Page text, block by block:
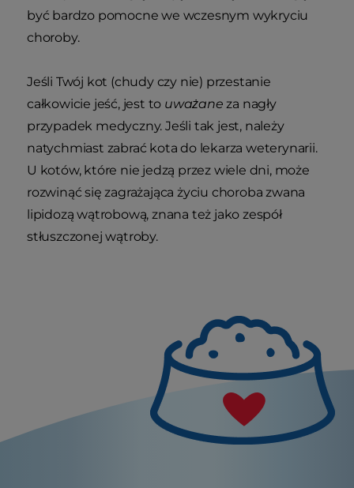
być bardzo pomocne we wczesnym wykryciu
choroby.
Jeśli Twój kot (chudy czy nie) przestanie
całkowicie jeść, jest to uważane za nagły
przypadek medyczny. Jeśli tak jest, należy
natychmiast zabrać kota do lekarza weterynarii.
U kotów, które nie jedzą przez wiele dni, może
rozwinąć się zagrażająca życiu choroba zwana
lipidozą wątrobową, znana też jako zespół
stłuszczonej wątroby.